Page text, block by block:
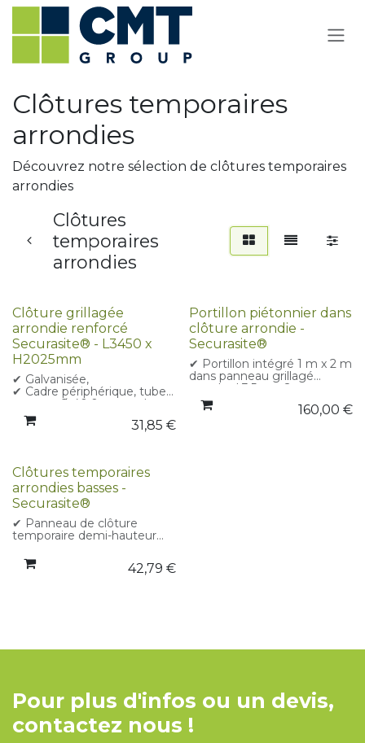
Se rendre au contenu
Clôtures temporaires
arrondies
Découvrez notre sélection de clôtures temporaires
arrondies
Clôtures
temporaires
arrondies
Promotion
Clôture grillagée
arrondie renforcé
Securasite® - L3450 x
H2025mm
✔ Galvanisée,
✔ Cadre périphérique, tubes
support Ø 40,0 mm, tubes
horizontaux Ø 26,9 mm.
✔ Hauteur : 2000 mm31,85 €
Portillon piétonnier dans
clôture arrondie -
Securasite®
✔ Portillon intégré 1 m x 2 m
dans panneau grillagé
standard 3,5 m x 2 m
✔ Loquet coulissant
compatible cadenas/chaîne
160,00 €
Clôtures temporaires
arrondies basses -
Securasite®
✔ Panneau de clôture
temporaire demi-hauteur
✔ Construction avec tube
supérieur et inférieur42,79 €
Pour plus d'infos ou un devis,
contactez nous !